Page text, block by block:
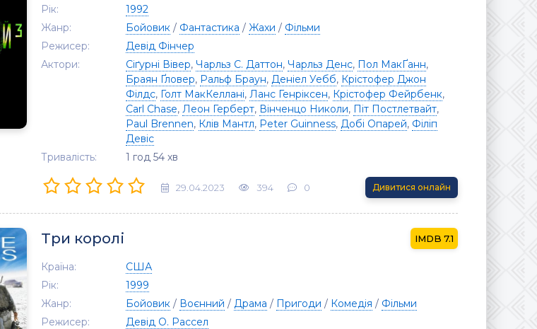
Рік:
1992
Жанр:
Бойовик / Фантастика / Жахи / Фільми
Режисер:
Девід Фінчер
Актори:
Сіґурні Вівер, Чарльз С. Даттон, Чарльз Денс, Пол МакҐaнн,
Браян Ґловер, Ральф Браун, Деніел Уебб, Крістофер Джон
Філдс, Голт МакКеллані, Ланс Генріксен, Крістофер Фейрбенк,
Carl Chase, Леон Герберт, Вінченцо Николи, Піт Постлетвайт,
Paul Brennen, Клів Мантл, Peter Guinness, Добі Опарей, Філіп
Девіс
Тривалість:
1 год 54 хв
29.04.2023 394 0 Дивитися онлайн
Три королі 7.1
Країна:
США
Рік:
1999
Жанр:
Бойовик / Воєнний / Драма / Пригоди / Комедія / Фільми
Режисер:
Девід О. Рассел